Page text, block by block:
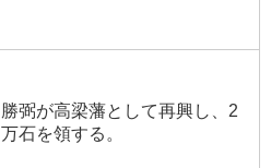
勝弼が高梁藩として再興し、2
万石を領する。